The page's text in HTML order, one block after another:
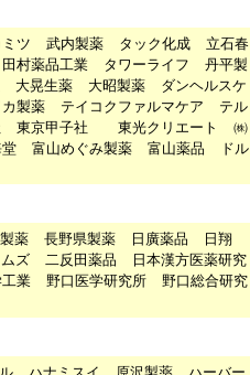
ツ 武内製薬 タック化成
立石春
田村薬品工業 タワーライフ
丹平製
大晃生薬 大昭製薬
ダンヘルスケ
製薬 テイコクファルマケア
テル
東京甲子社 東光クリエート
㈱
富山めぐみ製薬 富山薬品
ドル
薬 長野県製薬 日廣薬品
日翔
ズ 二反田薬品
日本漢方医薬研究
業 野口医学研究所
野口総合研究